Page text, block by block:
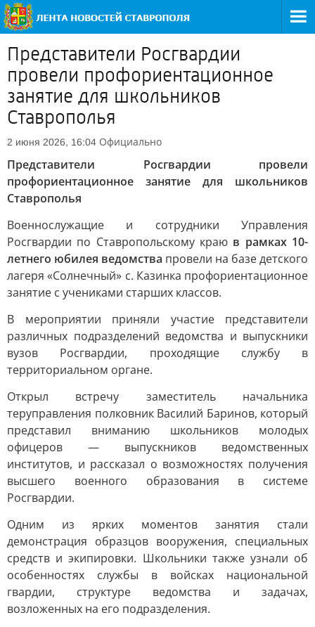
Представители Росгвардии
провели профориентационное
занятие для школьников
Ставрополья
2 июня 2026, 16:04 Официально
Представители Росгвардии провели
профориентационное занятие для школьников
Ставрополья
Военнослужащие и сотрудники Управления
Росгвардии по Ставропольскому краю в рамках 10-
летнего юбилея ведомства провели на базе детского
лагеря «Солнечный» с. Казинка профориентационное
занятие с учениками старших классов.
В мероприятии приняли участие представители
различных подразделений ведомства и выпускники
вузов Росгвардии, проходящие службу в
территориальном органе.
Открыл встречу заместитель начальника
теруправления полковник Василий Баринов, который
представил вниманию школьников молодых
офицеров — выпускников ведомственных
институтов, и рассказал о возможностях получения
высшего военного образования в системе
Росгвардии.
Одним из ярких моментов занятия стали
демонстрация образцов вооружения, специальных
средств и экипировки. Школьники также узнали об
особенностях службы в войсках национальной
гвардии, структуре ведомства и задачах,
возложенных на его подразделения.